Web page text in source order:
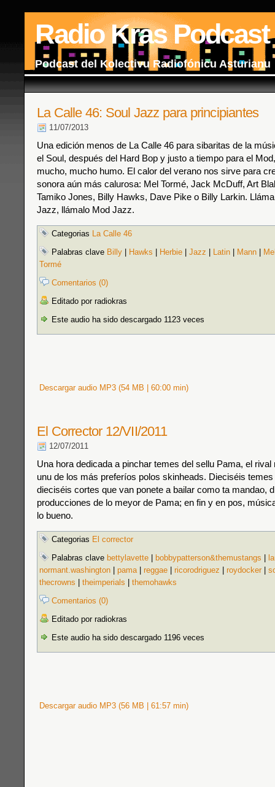
Radio Kras Podcast
Podcast del Kolectivu Radiofónicu Asturianu
La Calle 46: Soul Jazz para principiantes
11/07/2013
Una edición menos de La Calle 46 para sibaritas de la
el Soul, después del Hard Bop y justo a tiempo para el
mucho, mucho humo. El calor del verano nos sirve para
sonora aún más calurosa: Mel Tormé, Jack McDuff, Art
Tamiko Jones, Billy Hawks, Dave Pike o Billy Larkin.
Jazz, llámalo Mod Jazz.
Categorias La Calle 46
Palabras clave Billy Hawks Herbie Jazz Latin Mann
Tormé
Comentarios (0)
Editado por radiokras
Este audio ha sido descargado 1123 veces
Descargar audio MP3 (54 MB | 60:00 min)
El Corrector 12/VII/2011
12/07/2011
Una hora dedicada a pinchar temes del sellu Pama, el
unu de los más preferíos polos skinheads. Dieciséis
dieciséis cortes que van ponete a bailar como ta mandao,
producciones de lo meyor de Pama; en fin y en pos,
lo bueno.
Categorias El corrector
Palabras clave bettylavette bobbypatterson&themustangs
normant.washington
pama| reggae ricorodri­guez roydocker
thecrowns
theimperials
themohawks
Comentarios (0)
Editado por radiokras
Este audio ha sido descargado 1196 veces
Descargar audio MP3 (56 MB | 61:57 min)